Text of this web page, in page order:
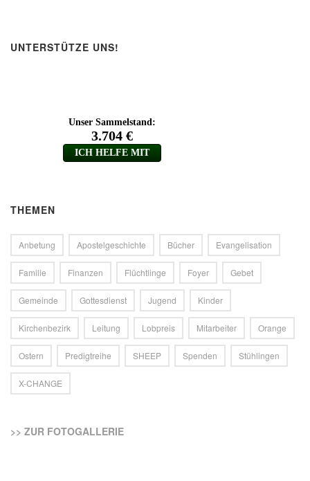
UNTERSTÜTZE UNS!
THEMEN
Anbetung Apostelgeschichte Bücher Evangelisation
Familie Finanzen Flüchtlinge Foyer Gebet
Gemeinde Gottesdienst Jugend Kinder
Kirchenbezirk Leitung Lobpreis Mitarbeiter Orange
Ostern Predigtreihe SHEEP Spenden Stühlingen
X-CHANGE
>> ZUR FOTOGALLERIE